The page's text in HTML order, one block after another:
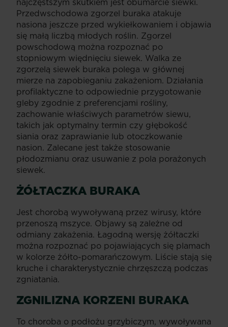
Przedwschodowa zgorzel buraka atakuje
nasiona jeszcze przed wykiełkowaniem i objawia
się małą liczbą młodych roślin. Zgorzel
powschodową można rozpoznać po
stopniowym więdnięciu siewek. Walka ze
zgorzelą siewek buraka polega w głównej
mierze na zapobieganiu zakażeniom. Działania
profilaktyczne to odpowiednie przygotowanie
gleby zgodnie z preferencjami rośliny,
zachowanie właściwych parametrów siewu,
takich jak optymalny termin czy głębokość
siania oraz zaprawianie lub otoczkowanie
nasion. Zalecane jest także stosowanie
płodozmianu oraz usuwanie z pola porażonych
siewek.
ŻÓŁTACZKA BURAKA
Jest chorobą wywoływaną przez wirusy, które
przenoszą mszyce. Objawy są zależne od
odmiany zakażenia. Łagodną wersję żółtaczki
można rozpoznać po pojawiających się plamach
w kolorze żółto-pomarańczowym. Liście stają się
kruche i charakterystycznie chrzęszczą podczas
zgniatania.
ZGNILIZNA KORZENI BURAKA
To choroba o podłożu grzybiczym, wywoływana